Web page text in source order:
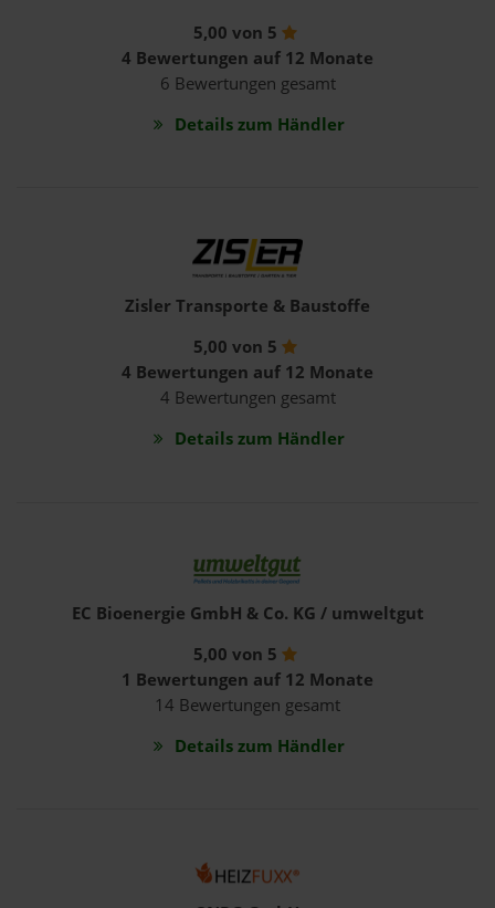
5,00 von 5
4 Bewertungen auf 12 Monate
6 Bewertungen gesamt
Details zum Händler
Zisler Transporte & Baustoffe
5,00 von 5
4 Bewertungen auf 12 Monate
4 Bewertungen gesamt
Details zum Händler
EC Bioenergie GmbH & Co. KG / umweltgut
5,00 von 5
1 Bewertungen auf 12 Monate
14 Bewertungen gesamt
Details zum Händler